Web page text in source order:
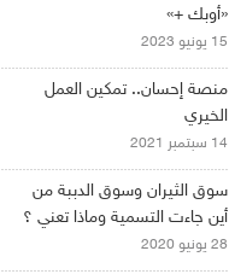
«أوبك +»
15 يونيو 2023
منصة إحسان.. تمكين العمل
الخيري
14 سبتمبر 2021
سوق الثيران وسوق الدببة من
أين جاءت التسمية وماذا تعني ؟
28 يونيو 2020